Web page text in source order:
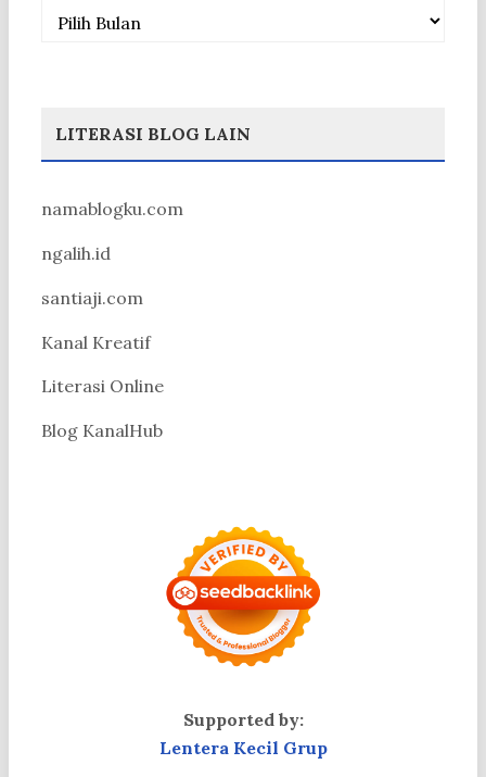
Arsip
LITERASI BLOG LAIN
namablogku.com
ngalih.id
santiaji.com
Kanal Kreatif
Literasi Online
Blog KanalHub
Supported by:
Lentera Kecil Grup